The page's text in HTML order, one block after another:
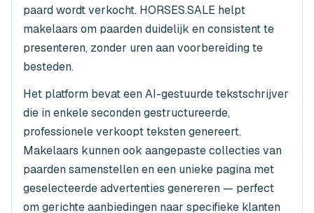
paard wordt verkocht. HORSES.SALE helpt
makelaars om paarden duidelijk en consistent te
presenteren, zonder uren aan voorbereiding te
besteden.
Het platform bevat een AI-gestuurde tekstschrijver
die in enkele seconden gestructureerde,
professionele verkoopt teksten genereert.
Makelaars kunnen ook aangepaste collecties van
paarden samenstellen en een unieke pagina met
geselecteerde advertenties genereren — perfect
om gerichte aanbiedingen naar specifieke klanten